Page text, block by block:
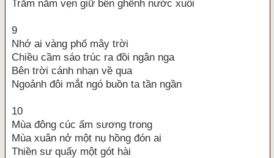
Trăm năm vẹn giữ bên ghềnh nước xuôi
9
Nhớ ai vàng phố mây trời
Chiều cầm sáo trúc ra đồi ngân nga
Bên trời cánh nhạn về qua
Ngoảnh đôi mắt ngó buồn ta tần ngần
10
Mùa đông cúc ẩm sương trong
Mùa xuân nở một nụ hồng đón ai
Thiền sư quẩy một gót hài